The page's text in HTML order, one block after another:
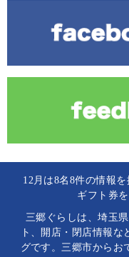
12月は8名8件の情報
ギフト券
三郷ぐらしは、埼玉
ト、開店・閉店情報
グです。三郷市からお